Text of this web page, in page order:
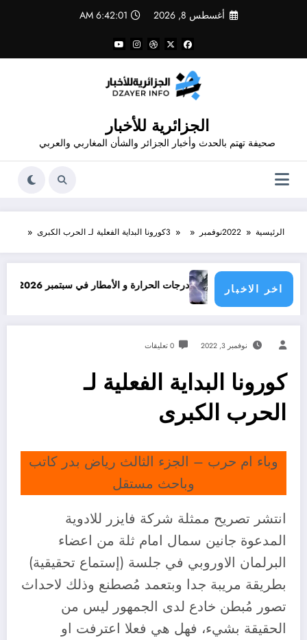
أغسطس 8, 2026 6:42:02 AM
الجزائرية للأخبار
صحيفة تهتم بالحدث وأخبار الجزائر والشأن المغاربي والعربي
الرئيسية 2022نوفمبر 3كورونا البداية الفعلية لـ الحرب الكبرى
اخر الاخبار
درجات الحرارة و الأمطار في سبتمبر 2026 في الجزائر
نوفمبر 3, 2022 0 تعليقات
كورونا البداية الفعلية لـ
الحرب الكبرى
وباء ام حرب – الجزء الثالث رياض بدر كاتب
وباحث مستقل
انتشر تصريح ممثلة شركة فايزر للادوية
المدعوة جانين سمال امام ثلة من اعضاء
البرلمان الاوروبي في جلسة (إستماع تحقيقية)
بطريقة مريبة جدا وبتعمد مُصطنع وذلك لاحداث
تصور مُبطن خادع لدى الجمهور ليس من
الحقيقة بشيء، فهل هي فعلا اعترفت او